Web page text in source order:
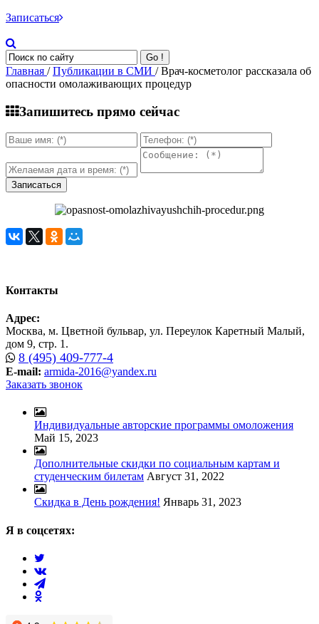
Записаться
Go !
Главная /Публикации в СМИ / Врач-косметолог рассказала об
опасности омолаживающих процедур
Запишитесь прямо сейчас
Контакты
Адрес:
Москва, м. Цветной бульвар, ул. Переулок Каретный Малый,
дом 9, стр. 1.
8 (495) 409-777-4
E-mail: armida-2016@yandex.ru
Заказать звонок
Индивидуальные авторские программы омоложения
Май 15, 2023
Дополнительные скидки по социальным картам и
студенческим билетам Август 31, 2022
Скидка в День рождения! Январь 31, 2023
Я в соцсетях: